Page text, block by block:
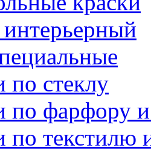
по стеклу
по фарфору
по текстилю